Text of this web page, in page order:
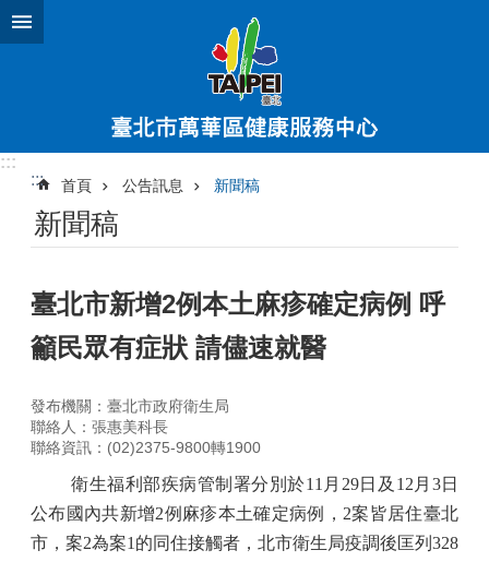
跳到主要內容區塊
:::
:::
首頁 公告訊息 新聞稿
新聞稿
臺北市新增2例本土麻疹確定病例 呼
籲民眾有症狀 請儘速就醫
發布機關：臺北市政府衛生局
聯絡人：張惠美科長
聯絡資訊：(02)2375-9800轉1900
衛生福利部疾病管制署分別於11 月 29日及 12 月 3日
公布國內共新增2例麻疹本土確定病例， 2案皆居住臺北
市，案2為案1 的同住接觸者，北市衛生局疫調後匡列 328